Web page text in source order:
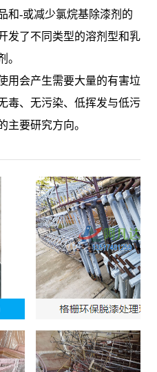
和-或减少氯烷基除漆剂的
发了不同类型的溶剂型和乳
。
用会产生需要大量的有害垃
毒、无污染、低挥发与低污
主要研究方向。